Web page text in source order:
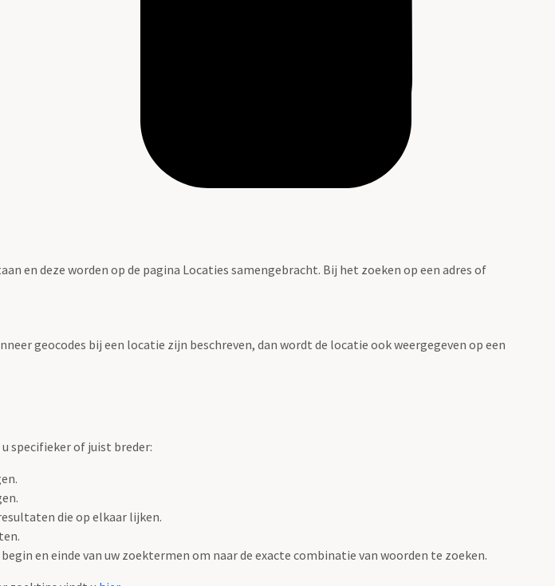
en deze worden op de pagina Locaties samengebracht. Bij het zoeken op een adres of
geocodes bij een locatie zijn beschreven, dan wordt de locatie ook weergegeven op een
specifieker of juist breder:
die op elkaar lijken.
en einde van uw zoektermen om naar de exacte combinatie van woorden te zoeken.